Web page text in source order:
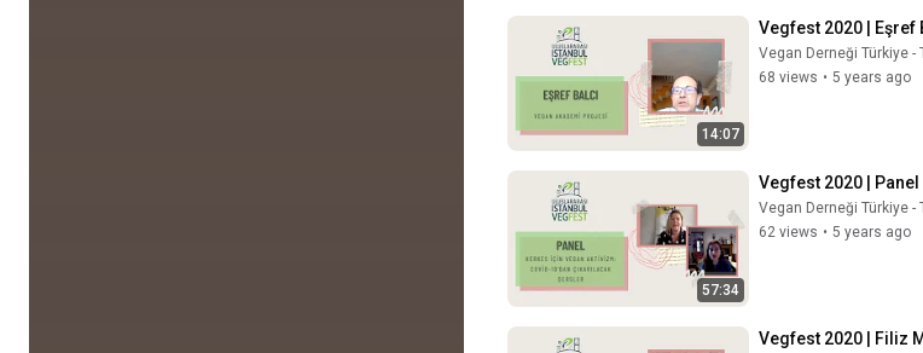
14:07
Vegfest 2020 | Eşref
Vegan Derneği Türkiye -
68 views • 5 years ago
57:34
Vegfest 2020 |
Vegan Derneği Türkiye -
62 views • 5 years ago
Vegfest 2020 | Filiz